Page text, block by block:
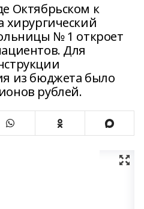
Октябрьском к
хирургический
№ 1 откроет
Для
из бюджета было
рублей.